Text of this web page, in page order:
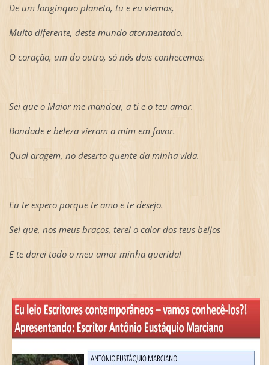
De um longínquo planeta, tu e eu viemos,
Muito diferente, deste mundo atormentado.
O coração, um do outro, só nós dois conhecemos.
Sei que o Maior me mandou, a ti e o teu amor.
Bondade e beleza vieram a mim em favor.
Qual aragem, no deserto quente da minha vida.
Eu te espero porque te amo e te desejo.
Sei que, nos meus braços, terei o calor dos teus beijos
E te darei todo o meu amor minha querida!